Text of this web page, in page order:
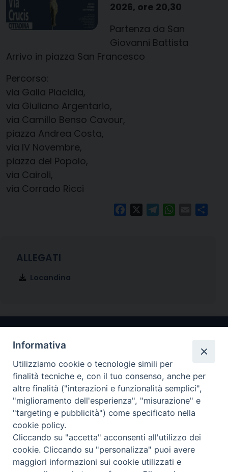
2026, ore 20,30
Partenza da San
Giovanni Battista
Arrivo in piazza San Francesco
Percorso:
via Galla Placidia,
via Giuliano Argentario,
via Camillo Benso Cavour,
piazza Andrea Costa,
via IV Novembre,
piazza del Popolo,
via Cairoli,
via Corrado Ricci
FacebookTelegramWhatsApp
Email
Locandina
Arcidiocesi di Ravenna-Cervia
CONTATTI
Piazza Arcivescovado, 1 48121- Ravenna
tel 0544.541655
curia@diocesiravennacervia.it
Informativa
Utilizziamo cookie o tecnologie simili per
finalità tecniche e, con il tuo consenso, anche per
altre finalità ("interazioni e funzionalità semplici",
"miglioramento dell'esperienza", "misurazione" e
"targeting e pubblicità") come specificato nella
cookie policy.
Cliccando su "accetta" acconsenti all'utilizzo dei
cookie. Cliccando su "personalizza" puoi avere
maggiori informazioni sui cookie utilizzati e